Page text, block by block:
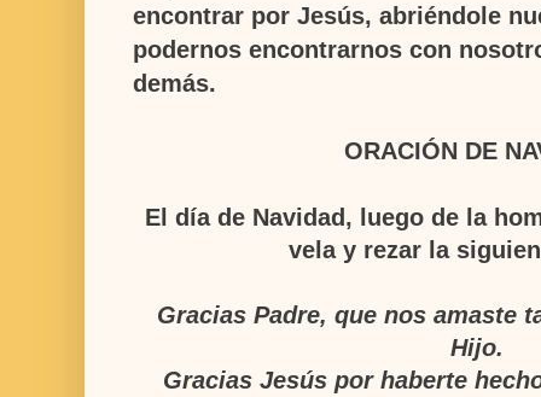
encontrar por Jesús, abriéndole
podernos encontrarnos con
demás.
ORACIÓN DE
El día de Navidad, luego de la
vela y rezar la
Gracias Padre, que nos amaste
Hijo.
Gracias Jesús por haberte